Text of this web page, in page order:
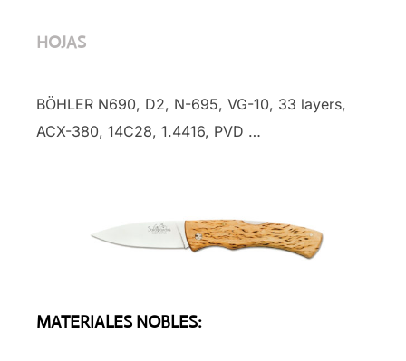
HOJAS
BÖHLER N690, D2, N-695, VG-10, 33 layers,
ACX-380, 14C28, 1.4416, PVD …
MATERIALES NOBLES: